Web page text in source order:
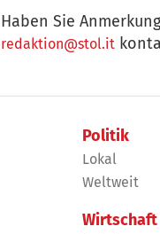
Haben Sie
redaktion@stol.it
Politik
Lokal
Weltweit
Wirtschaft